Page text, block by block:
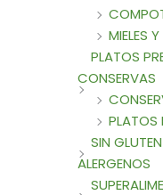
MIELES
PLATOS
CONSERVAS
PLATOS
SIN
ALERGENOS